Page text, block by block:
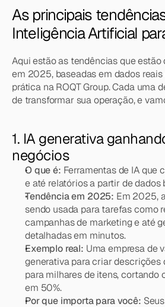
As principais
Inteligência Artificial
Aqui estão as tendências que estão
em 2025, baseadas em dados
prática na ROQT Group. Cada uma
de transformar sua operação, e
1. IA generativa
negócios
O que é: Ferramentas de IA que
e até relatórios a partir de dados
Tendência em 2025: Em 2025,
sendo usada para tarefas como
campanhas de marketing e até
detalhadas em minutos.
Exemplo real: Uma empresa de
generativa para criar descrições
para milhares de itens, cortando
em 50%.
Por que importa para você: